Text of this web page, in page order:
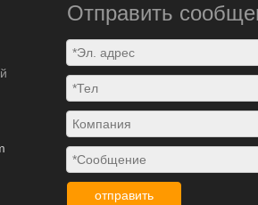
Отправить
отправить